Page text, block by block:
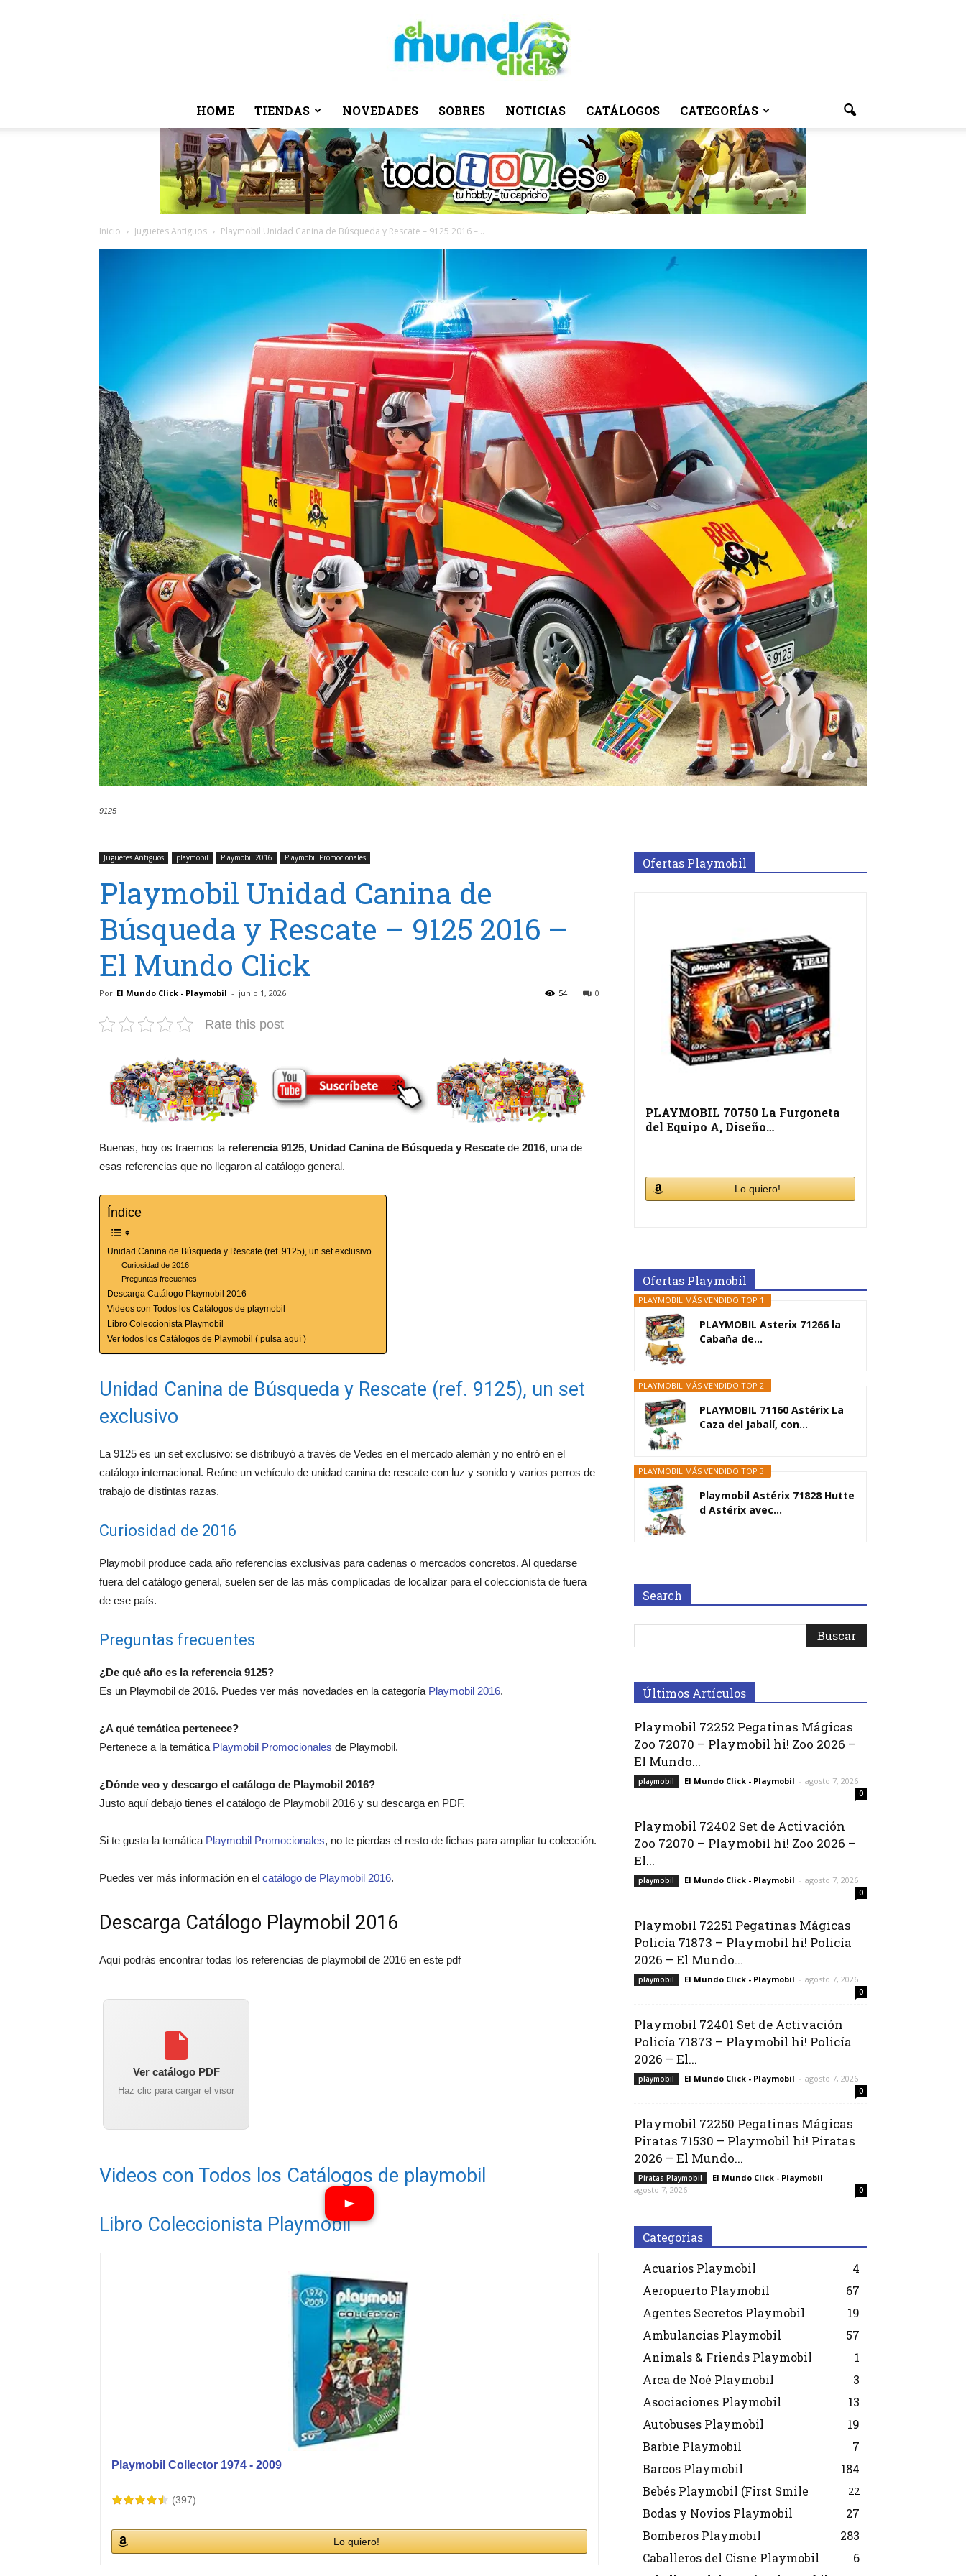
El
HOME TIENDAS NOVEDADES SOBRES NOTICIAS CATÁLOGOS CATEGORÍAS
Inicio Juguetes Antiguos Playmobil Unidad Canina de Búsqueda y Rescate – 9125 2016 –...
9125
Juguetes Antiguos playmobil Playmobil 2016 Playmobil Promocionales
Playmobil Unidad Canina de
Búsqueda y Rescate – 9125 2016 –
El Mundo Click
Por El Mundo Click - Playmobil - junio 1, 2026 0
54
Rate this post
Buenas, hoy os traemos la referencia 9125, Unidad Canina de Búsqueda y Rescate de 2016, una de
esas referencias que no llegaron al catálogo general.
Índice
Unidad Canina de Búsqueda y Rescate (ref. 9125), un set exclusivo
Curiosidad de 2016
Preguntas frecuentes
Descarga Catálogo Playmobil 2016
Videos con Todos los Catálogos de playmobil
Libro Coleccionista Playmobil
Ver todos los Catálogos de Playmobil ( pulsa aquí )
Unidad Canina de Búsqueda y Rescate (ref. 9125), un set
exclusivo
La 9125 es un set exclusivo: se distribuyó a través de Vedes en el mercado alemán y no entró en el
catálogo internacional. Reúne un vehículo de unidad canina de rescate con luz y sonido y varios perros de
trabajo de distintas razas.
Curiosidad de 2016
Playmobil produce cada año referencias exclusivas para cadenas o mercados concretos. Al quedarse
fuera del catálogo general, suelen ser de las más complicadas de localizar para el coleccionista de fuera
de ese país.
Preguntas frecuentes
¿De qué año es la referencia 9125?
Es un Playmobil de 2016. Puedes ver más novedades en la categoría Playmobil 2016.
¿A qué temática pertenece?
Pertenece a la temática Playmobil Promocionales de Playmobil.
¿Dónde veo y descargo el catálogo de Playmobil 2016?
Justo aquí debajo tienes el catálogo de Playmobil 2016 y su descarga en PDF.
Si te gusta la temática Playmobil Promocionales, no te pierdas el resto de fichas para ampliar tu colección.
Puedes ver más información en el catálogo de Playmobil 2016.
Descarga Catálogo Playmobil 2016
Aquí podrás encontrar todas los referencias de playmobil de 2016 en este pdf
Ver catálogo PDF
Haz clic para cargar el visor
Videos con Todos los Catálogos de playmobil
Libro Coleccionista Playmobil
Playmobil Collector 1974 - 2009
(397)
Lo quiero!
Ofertas Playmobil
PLAYMOBIL 70750 La Furgoneta
del Equipo A, Diseño…
Lo quiero!
Ofertas Playmobil
PLAYMOBIL MÁS VENDIDO TOP 1
PLAYMOBIL Asterix 71266 la
Cabaña de...
PLAYMOBIL MÁS VENDIDO TOP 2
PLAYMOBIL 71160 Astérix La
Caza del Jabalí, con...
PLAYMOBIL MÁS VENDIDO TOP 3
Playmobil Astérix 71828 Hutte
d Astérix avec...
Search
Últimos Artículos
Playmobil 72252 Pegatinas Mágicas
Zoo 72070 – Playmobil hi! Zoo 2026 –
El Mundo...
playmobil El Mundo Click - Playmobil - agosto 7, 2026
0
Playmobil 72402 Set de Activación
Zoo 72070 – Playmobil hi! Zoo 2026 –
El...
playmobil El Mundo Click - Playmobil - agosto 7, 2026
0
Playmobil 72251 Pegatinas Mágicas
Policía 71873 – Playmobil hi! Policía
2026 – El Mundo...
playmobil El Mundo Click - Playmobil - agosto 7, 2026
0
Playmobil 72401 Set de Activación
Policía 71873 – Playmobil hi! Policía
2026 – El...
playmobil El Mundo Click - Playmobil - agosto 7, 2026
0
Playmobil 72250 Pegatinas Mágicas
Piratas 71530 – Playmobil hi! Piratas
2026 – El Mundo...
Piratas Playmobil El Mundo Click - Playmobil -
agosto 7, 2026
0
Categorias
Acuarios Playmobil
4
Aeropuerto Playmobil
67
Agentes Secretos Playmobil
19
Ambulancias Playmobil
57
Animals & Friends Playmobil
1
Arca de Noé Playmobil
3
Asociaciones Playmobil
13
Autobuses Playmobil
19
Barbie Playmobil
7
Barcos Playmobil
184
Bebés Playmobil (First Smile
22
Bodas y Novios Playmobil
27
Bomberos Playmobil
283
Caballeros del Cisne Playmobil
6